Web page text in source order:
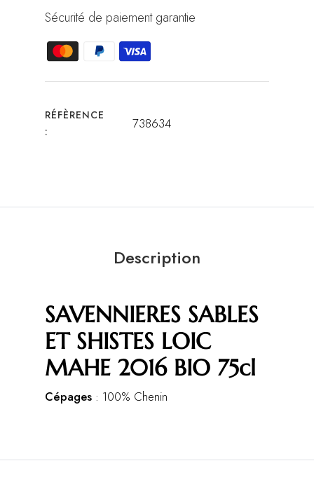
Sécurité de paiement garantie
RÉFÈRENCE
:
738634
Description
SAVENNIERES SABLES
ET SHISTES LOIC
MAHE 2016 BIO 75cl
Cépages : 100% Chenin